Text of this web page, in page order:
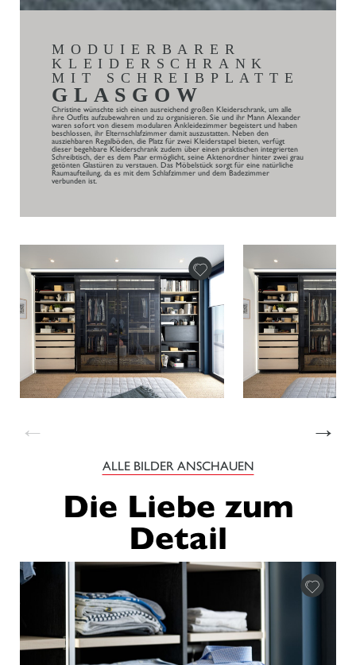
MODUIERBARER
KLEIDERSCHRANK
MIT SCHREIBPLATTE
GLASGOW
Christine wünschte sich einen ausreichend großen Kleiderschrank, um alle
ihre Outfits aufzubewahren und zu organisieren. Sie und ihr Mann Alexander
waren sofort von diesem modularen Ankleidezimmer begeistert und haben
beschlossen, ihr Elternschlafzimmer damit auszustatten. Neben den
ausziehbaren Regalböden, die Platz für zwei Kleiderstapel bieten, verfügt
dieser begehbare Kleiderschrank zudem über einen praktischen integrierten
Schreibtisch, der es dem Paar ermöglicht, seine Aktenordner hinter zwei grau
getönten Glastüren zu verstauen. Das Möbelstück sorgt für eine natürliche
Raumaufteilung, da es mit dem Schlafzimmer und dem Badezimmer
verbunden ist.
← →
ALLE BILDER ANSCHAUEN
Die Liebe zum
Detail